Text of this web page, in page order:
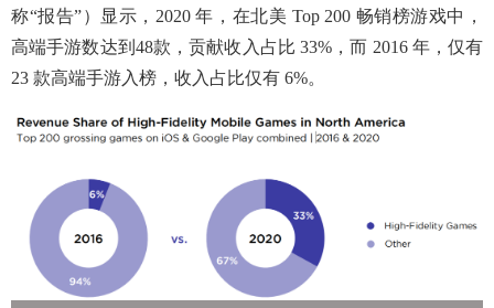
称“报告”）显示，2020 年，在北美 Top 200 畅销榜游戏中，
高端手游数达到48款，贡献收入占比 33%，而 2016 年，仅有
23 款高端手游入榜，收入占比仅有 6%。